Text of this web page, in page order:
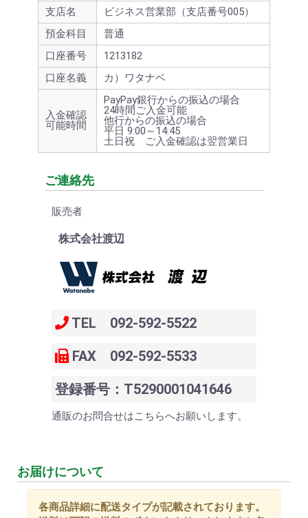
支店名
ビジネス営業部（支店番号005）
預金科目
普通
口座番号
1213182
口座名義
カ）ワタナベ
入金確認
可能時間
PayPay銀行からの振込の場合
24時間ご入金可能
他行からの振込の場合
平日 9:00～14:45
土日祝 ご入金確認は翌営業日
ご連絡先
販売者
株式会社渡辺
TEL 092-592-5522
FAX 092-592-5533
登録番号：T5290001041646
通販のお問合せはこちらへお願いします。
お届けについて
各商品詳細に配送タイプが記載されております。